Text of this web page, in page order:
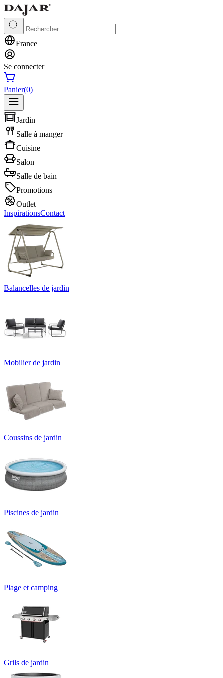
France
Se connecter
Panier(0)
Jardin
Salle à manger
Cuisine
Salon
Salle de bain
Promotions
Outlet
InspirationsContact
Balancelles de jardin
Mobilier de jardin
Coussins de jardin
Piscines de jardin
Plage et camping
Grils de jardin